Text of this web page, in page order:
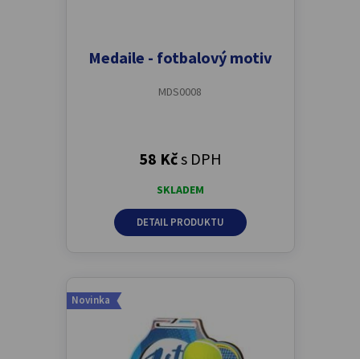
Medaile - fotbalový motiv
MDS0008
58 Kčs DPH
SKLADEM
DETAIL PRODUKTU
Novinka